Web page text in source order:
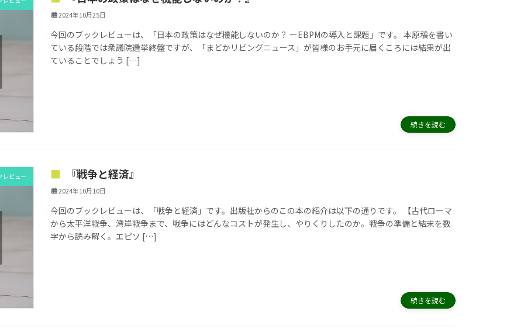
2024年10月25日
今回のブックレビューは、「日本の政策はなぜ機能しないのか？ ーEBPMの導入と課題」です。 本原稿を書い
ている段階では衆議院選挙終盤ですが、「まどかリビングニュース」が皆様のお手元に届くころには結果が出
ていることでしょう […]
続きを読む
レビュー 『戦争と経済』
2024年10月10日
今回のブックレビューは、「戦争と経済」です。出版社からのこの本の紹介は以下の通りです。 【古代ローマ
から太平洋戦争、湾岸戦争まで、戦争にはどんなコストが発生し、やりくりしたのか。戦争の準備と結末を数
字から読み解く。エピソ […]
続きを読む